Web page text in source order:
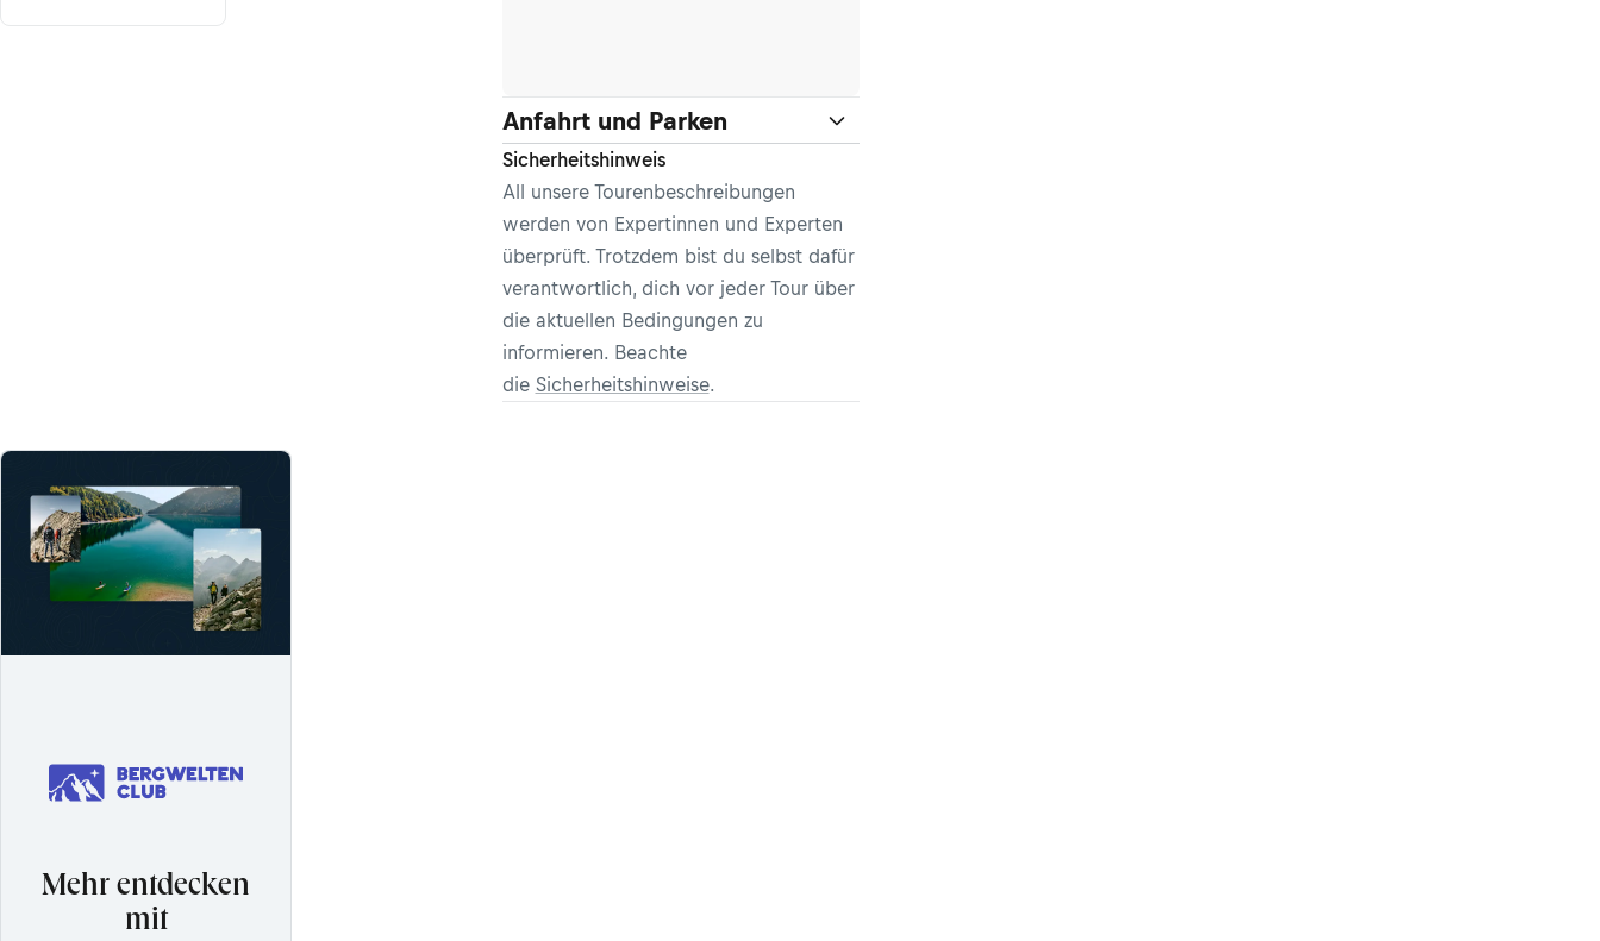
Anfahrt und Parken
Sicherheitshinweis
All unsere Tourenbeschreibungen
werden von Expertinnen und Experten
überprüft. Trotzdem bist du selbst dafür
verantwortlich, dich vor jeder Tour über
die aktuellen Bedingungen zu
informieren. Beachte
die Sicherheitshinweise.
Mehr entdecken
mit